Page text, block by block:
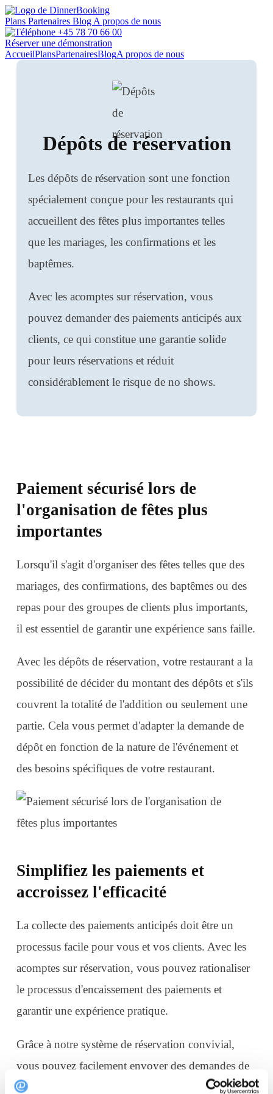
Plans Partenaires Blog A propos de nous
+45 78 70 66 00
Réserver une démonstration
AccueilPlansPartenairesBlogA propos de nous
Dépôts de réservation
Les dépôts de réservation sont une fonction
spécialement conçue pour les restaurants qui
accueillent des fêtes plus importantes telles
que les mariages, les confirmations et les
baptêmes.
Avec les acomptes sur réservation, vous
pouvez demander des paiements anticipés aux
clients, ce qui constitue une garantie solide
pour leurs réservations et réduit
considérablement le risque de no shows.
Paiement sécurisé lors de
l'organisation de fêtes plus
importantes
Lorsqu'il s'agit d'organiser des fêtes telles que des
mariages, des confirmations, des baptêmes ou des
repas pour des groupes de clients plus importants,
il est essentiel de garantir une expérience sans faille.
Avec les dépôts de réservation, votre restaurant a la
possibilité de décider du montant des dépôts et s'ils
couvrent la totalité de l'addition ou seulement une
partie. Cela vous permet d'adapter la demande de
dépôt en fonction de la nature de l'événement et
des besoins spécifiques de votre restaurant.
Simplifiez les paiements et
accroissez l'efficacité
La collecte des paiements anticipés doit être un
processus facile pour vous et vos clients. Avec les
acomptes sur réservation, vous pouvez rationaliser
le processus d'encaissement des paiements et
garantir une expérience pratique.
Grâce à notre système de réservation convivial,
vous pouvez facilement envoyer des demandes de
paiement aux clients par courrier électronique. Ces